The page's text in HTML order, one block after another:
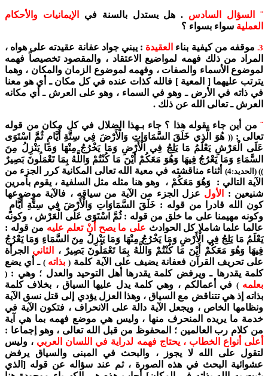
¨ السؤال السادس . هل يستدل بالسنة في
الإيمانيات والأحكام
العملية سواء بسواء ؟
3. موقفه من كيفية بناء العقيدة : يبني جواد عفانة عقيدته على هواه ،
المراد من ذلك فهمه لمواضيع الاعتقاد ، والمقصود تخصيصاً فهمه
لموضوع الأسماء والصفات ، وفهمه لموضوع الزمان والمكان ، وهما
يترتب عليهما [ المعية ] فالله كذات عنده في كل مكان ـ أي هو معنا
في ذاته في الأرض ـ وهو في السماء ، وهو على العرش ـ أي مكانه
العرش ـ تعالى الله عن ذلك .
¨ من أين جاء بقوله هذا ؟ جاء بـهذا الضلال في كل مكان من قوله
تعالى :(( هُوَ الَّذِي خَلَقَ السَّمَاوَاتِ وَالْأَرْضَ فِي سِتَّةِ أَيَّامٍ ثُمَّ اسْتَوَى
عَلَى الْعَرْشِ يَعْلَمُ مَا يَلِجُ فِي الْأَرْضِ وَمَا يَخْرُجُ مِنْهَا وَمَا يَنْزِلُ مِنَ
السَّمَاءِ وَمَا يَعْرُجُ فِيهَا وَهُوَ مَعَكُمْ أَيْنَ مَا كُنْتُمْ وَاللَّهُ بِمَا تَعْمَلُونَ بَصِيرٌ
)) (الحديد:4)
أثناء مناقشته في معية الله تعالى المكانية كرر الجزء من
الآية التالي : وَهُوَ مَعَكُمْ ، وهو هنا مثله مثل السلفية ، يقوم بأمرين
شنيعين : الأول عزل الجزء من الآية من سياقه ، فالآية موضوعها
كون الله قادرا من قوله : خَلَقَ السَّمَاوَاتِ وَالْأَرْضَ فِي سِتَّةِ أَيَّامٍ
وكونه مهيمنا على ما خلق من قوله : ثُمَّ اسْتَوَى عَلَى الْعَرْش ، وكونه
عالما علما شاملا كل الحوادث على ما يصح أنْ تعلم عليه من قوله :
يَعْلَمُ مَا يَلِجُ فِي الْأَرْضِ وَمَا يَخْرُجُ مِنْهَا وَمَا يَنْزِلُ مِنَ السَّمَاءِ وَمَا يَعْرُجُ
فِيهَا وَهُوَ مَعَكُمْ أَيْنَ مَا كُنْتُمْ وَاللَّهُ بِمَا تَعْمَلُونَ بَصِيرٌ ،
الثاني الجرأة
على تحريف القرآن فعفانة يضيف على الآية كلمة (بذاته )ـ أي يضع
كلمة يقدرها ـ ويرفض كلمة يقدرها أهل التوحيد والعدل ؛ وهي : (
بعلمه ) في أعمالكم ، وهي كلمة يدل عليها السياق ، بخلاف كلمة
بذاته إذ هي تتناقض مع السياق ، وهذا العزل يؤدي إلى قتل نسق الآية
ونظامها الخاص ، ويجعل الآية دالة على الانحراف ، فتكون الآية في
خدمة ما يريده المنحرف منها ، وليس هي موضع فهمه بما هي آية
من كلام رب العالمين ؛ المحفوظ من قبل الله تعالى ، وهو إجماعا :
أعلى أنواع الخطاب ، يحتاج فهمه لدراية في اللسان العربي ، وليس
لتقول على الله لا يجوز ، والبحث في المبنى والسياق يرفض
عشوائية البحث في هذه الصورة ، ثم عند سؤاله عن قوله [الذي